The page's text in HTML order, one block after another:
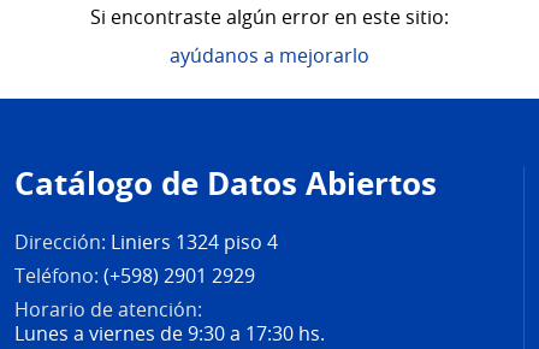
Si encontraste algún error en este sitio:
ayúdanos a mejorarlo
de
página
Catálogo de Datos Abiertos
Dirección: Liniers 1324 piso 4
Teléfono: (+598) 2901 2929
Horario de atención:
Lunes a viernes de 9:30 a 17:30 hs.